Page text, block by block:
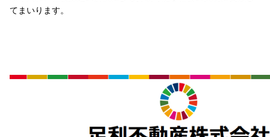
てまいります。